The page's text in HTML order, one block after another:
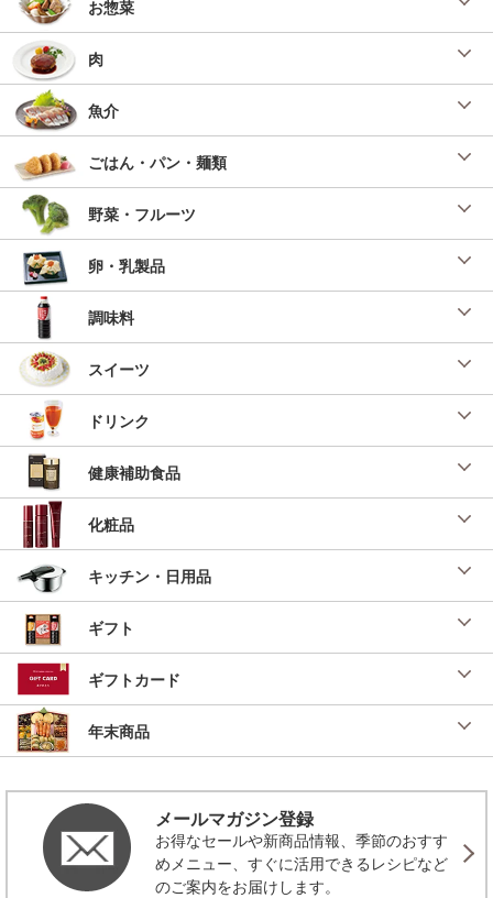
お惣菜
肉
魚介
ごはん・パン・麺類
野菜・フルーツ
卵・乳製品
調味料
スイーツ
ドリンク
健康補助食品
化粧品
キッチン・日用品
ギフト
ギフトカード
年末商品
メールマガジン登録
お得なセールや新商品情報、季節のおすす
めメニュー、すぐに活用できるレシピなど
のご案内をお届けします。